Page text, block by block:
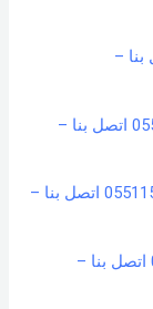
0551154864 اتصل بنا –
دينا نقل عفش بحائل – خصم 35 % – 0551154864 اتصل بنا –
شركة تنظيف خزانات بحائل خصم 35% – 0551154864 اتصل بنا –
شركة تنظيف كنب بحفر الباطن – 0551154864 اتصل بنا –